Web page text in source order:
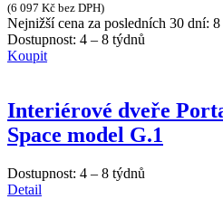
(6 097 Kč bez DPH)
Nejnižší cena za posledních 30 dní: 8
Dostupnost: 4 – 8 týdnů
Koupit
Interiérové dveře
Space model G.1
Dostupnost: 4 – 8 týdnů
Detail